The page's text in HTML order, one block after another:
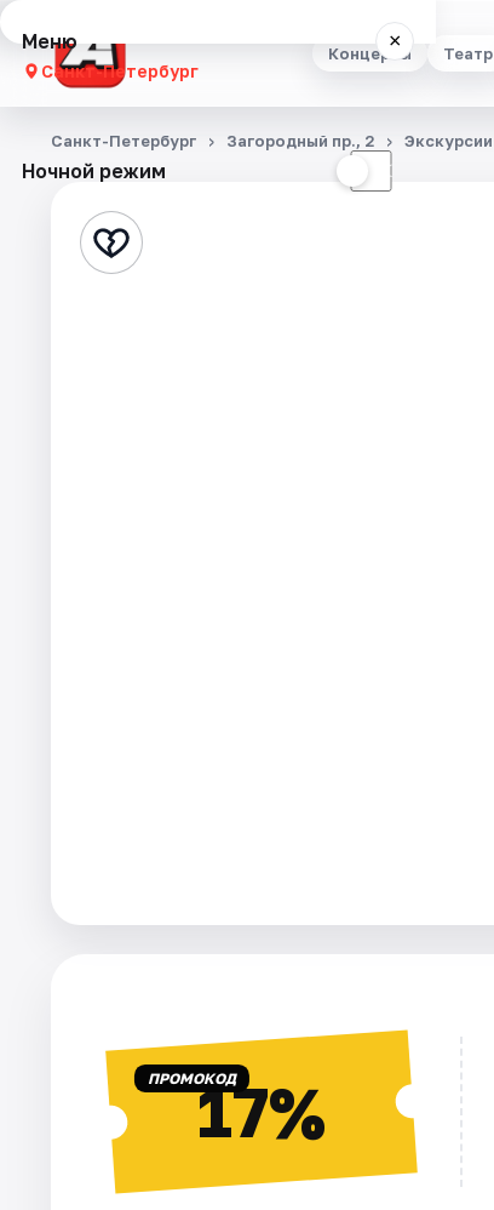
Концерты Театр
Меню ×
Санкт-Петербург
Концерты
Стендап
Ночной режим ☾
Санкт-Петербург Загородный пр., 2 Экскурсии
ПРОМОКОД17%